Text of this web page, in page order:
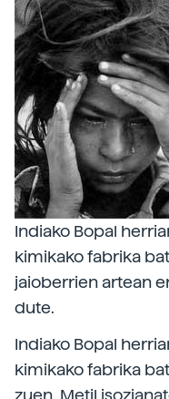
Indiako Bopal
kimikako fabrika
jaioberrien artean
dute.
Indiako Bopal
kimikako fabrika
zuen. Metil